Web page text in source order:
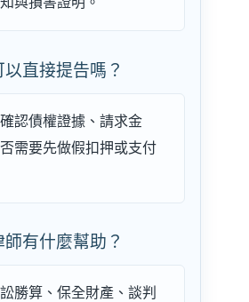
直接提告嗎？
認債權證據、請求金
需要先做假扣押或支付
有什麼幫助？
勝算、保全財產、談判